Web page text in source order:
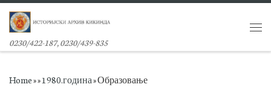
Skip to content
0230/422-187, 0230/439-835
Home»»1980.година»Образовање